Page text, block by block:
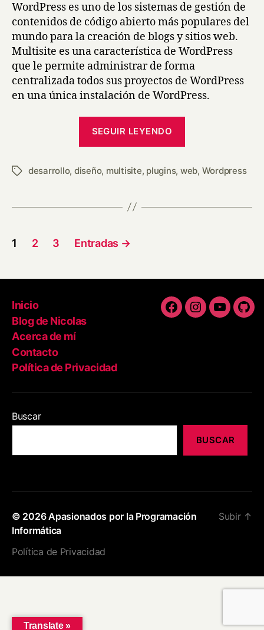
WordPress es uno de los sistemas de gestión de
contenidos de código abierto más populares del
mundo para la creación de blogs y sitios web.
Multisite es una característica de WordPress
que le permite administrar de forma
centralizada todos sus proyectos de WordPress
en una única instalación de WordPress.
SEGUIR LEYENDO
desarrollo, diseño, multisite, plugins, web, Wordpress
1 2 3 Entradas →
Inicio
Blog de Nicolas
Acerca de mí
Contacto
Política de Privacidad
Buscar
BUSCAR
© 2026Apasionados por la Programación
Informática
Política de Privacidad
Subir ↑
Translate »